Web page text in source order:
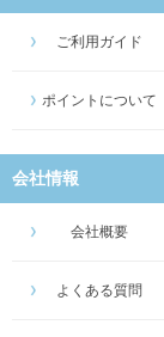
ご利用ガイド
ポイントについて
会社情報
会社概要
よくある質問